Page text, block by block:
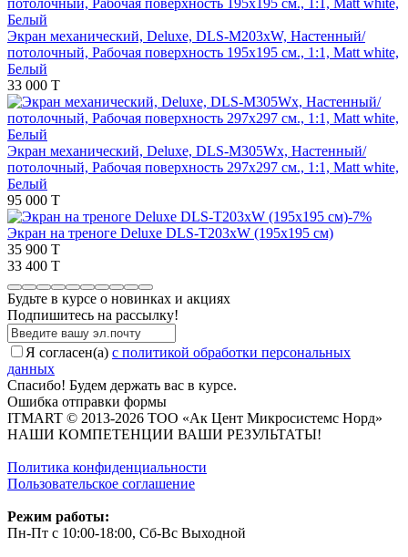
Экран механический, Deluxe, DLS-M203xW, Настенный/
потолочный, Рабочая поверхность 195х195 см., 1:1, Matt white,
Белый
33 000 T
Экран механический, Deluxe, DLS-M305Wx, Настенный/
потолочный, Рабочая поверхность 297х297 см., 1:1, Matt white,
Белый
95 000 T
-7%
Экран на треноге Deluxe DLS-T203xW (195х195 см)
35 900 T
33 400 T
Будьте в курсе о новинках и акциях
Подпишитесь на рассылкy!
Я согласен(a) с политикой обработки персональных
данных
Спасибо! Будем держать вас в курсе.
Ошибка отправки формы
ITMART © 2013-2026 ТОО «Ак Цент Микросистемс Норд»
НАШИ КОМПЕТЕНЦИИ ВАШИ РЕЗУЛЬТАТЫ!
Политика конфиденциальности
Пользовательское соглашение
Режим работы:
Пн-Пт с 10:00-18:00, Сб-Вс Выходной